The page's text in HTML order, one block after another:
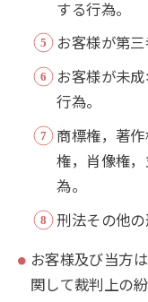
する行為。
お客様が第
お客様が未
行為。
商標権，著
権，肖像権
為。
刑法その他の
お客様及び当方
関して裁判上の